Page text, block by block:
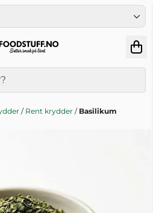
/ Rent krydder / Basilikum